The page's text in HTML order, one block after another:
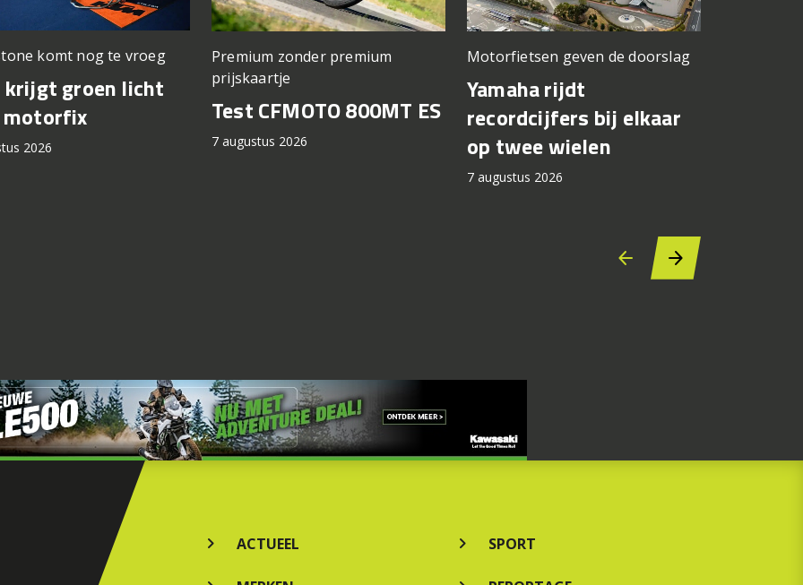
komt nog te vroeg
krijgt groen licht
2026
Premium zonder premium
prijskaartje
Test CFMOTO 800MT ES
7 augustus 2026
Motorfietsen geven de doorslag
Yamaha rijdt
recordcijfers bij elkaar
op twee wielen
7 augustus 2026
ACTUEEL SPORT